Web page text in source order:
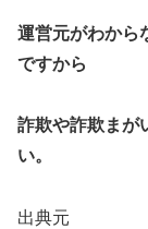
運営元がわから
ですから
詐欺や詐欺まが
い。
出典元